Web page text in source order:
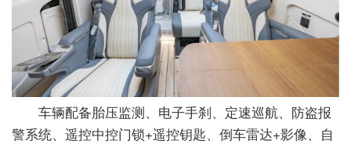
车辆配备胎压监测、电子手刹、定速巡航、防盗报
警系统、遥控中控门锁+遥控钥匙、倒车雷达+影像、自